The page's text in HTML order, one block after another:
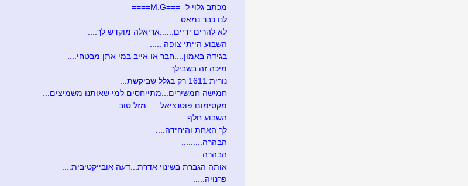
מכתב גלוי ל- ===M.G====
לנו כבר נמאס.....
לא להרים ידיים......אריאלה מוקדש לך....
השבוע הייתי צופה .....
בגידה באמון....חבר או אייב במי אתן מבטחי....
מיכה זה בשבילך....
נורית 1611 רק בגלל שביקשת...
חמישה חמשירים...מתייחסים למי שאותנו משמיצים...
מקסימום פוטנציאל......מזל טוב.....
השבוע חלף.....
לך האחת והיחידה....
הבהרה.........
הבהרה........
אותה הגברת בשינוי אדרת...דעה אובייקטיבית....
פרנויה.....